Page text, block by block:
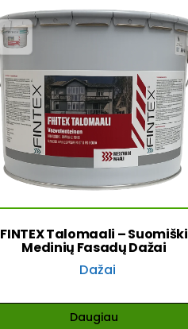
FINTEX Talomaali – Suomiški
Medinių Fasadų Dažai
Dažai
Daugiau